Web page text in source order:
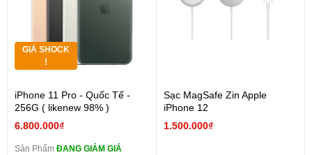
GIÁ SHOCK
!
iPhone 11 Pro - Quốc Tế -
256G ( likenew 98% )
6.800.000₫
Sản Phẩm ĐANG GIẢM GIÁ
Sạc MagSafe Zin Apple
iPhone 12
1.500.000₫